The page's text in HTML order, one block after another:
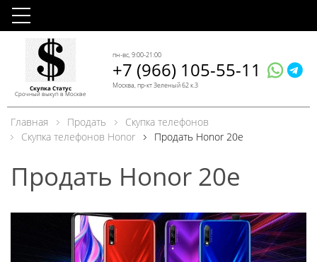
Скупка Статус
Срочный выкуп в Москве
пн-вс, 9:00-21:00
+7 (966) 105-55-11
Москва, пр-кт Зеленый 62 к.3
Главная Продать
Скупка телефонов
Скупка телефонов Honor
Продать Honor 20e
Продать Honor 20e